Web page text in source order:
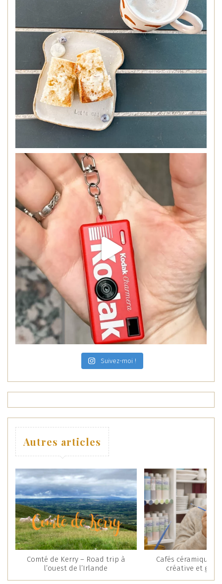
Suivez-moi !
Autres articles
Comté de Kerry – Road trip à
l’ouest de l’Irlande
Cafés céramique :
créative et